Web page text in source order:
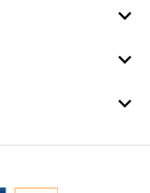


